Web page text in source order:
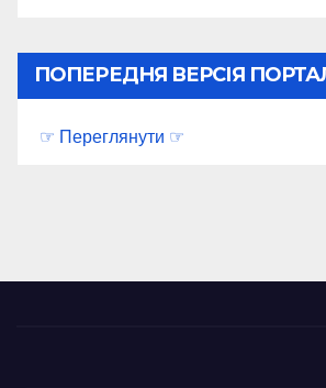
ПОПЕРЕДНЯ ВЕРСІЯ
☞ Переглянути ☞